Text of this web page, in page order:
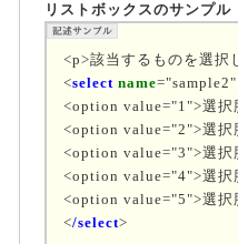
リストボックスのサンプル
<p>該当するものを選択
<select name="sample2"
<option value="1">選択
<option value="2">選択
<option value="3">選択
<option value="4">選択
<option value="5">選択
</select>